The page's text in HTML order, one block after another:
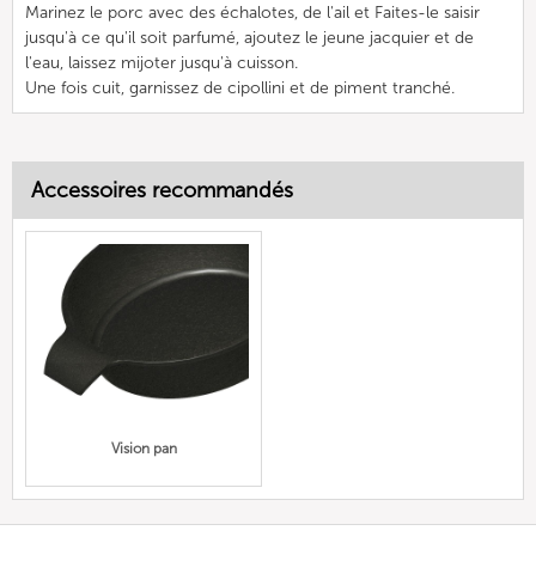
Marinez le porc avec des échalotes, de l'ail et Faites-le saisir
jusqu'à ce qu'il soit parfumé, ajoutez le jeune jacquier et de
l'eau, laissez mijoter jusqu'à cuisson.
Une fois cuit, garnissez de cipollini et de piment tranché.
Accessoires recommandés
Vision pan